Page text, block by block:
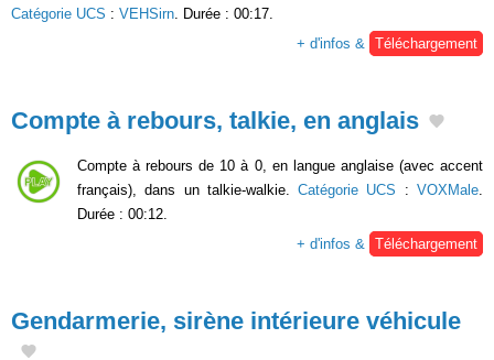
Catégorie UCS : VEHSirn. Durée : 00:17.
+ d'infos & Téléchargement
Compte à rebours, talkie, en anglais
Compte à rebours de 10 à 0, en langue anglaise (avec accent
français), dans un talkie-walkie.Catégorie UCS :VOXMale
Durée : 00:12.
+ d'infos &
Téléchargement
Gendarmerie, sirène intérieure véhicule